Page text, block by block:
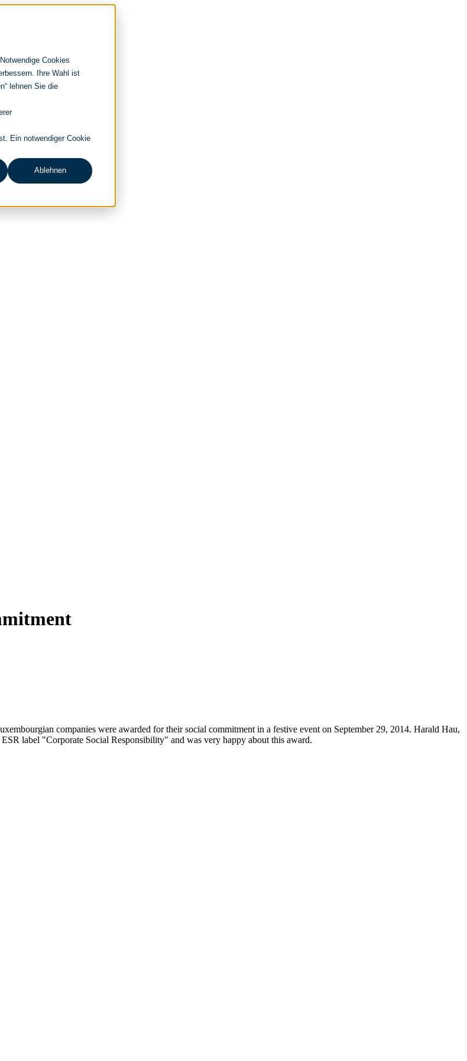
Cookies
Ihre Wahl ist
lehnen Sie die
Ein notwendiger Cookie
Ablehnen
companies were awarded for their social commitment in a festive event on September 29, 2014. Harald Hau,
label "Corporate Social Responsibility" and was very happy about this award.